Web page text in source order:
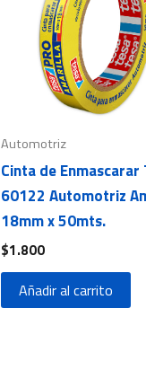
Automotriz
Cinta de Enmascarar
60122 Automotriz
18mm x 50mts.
$1.800
Añadir al carrito